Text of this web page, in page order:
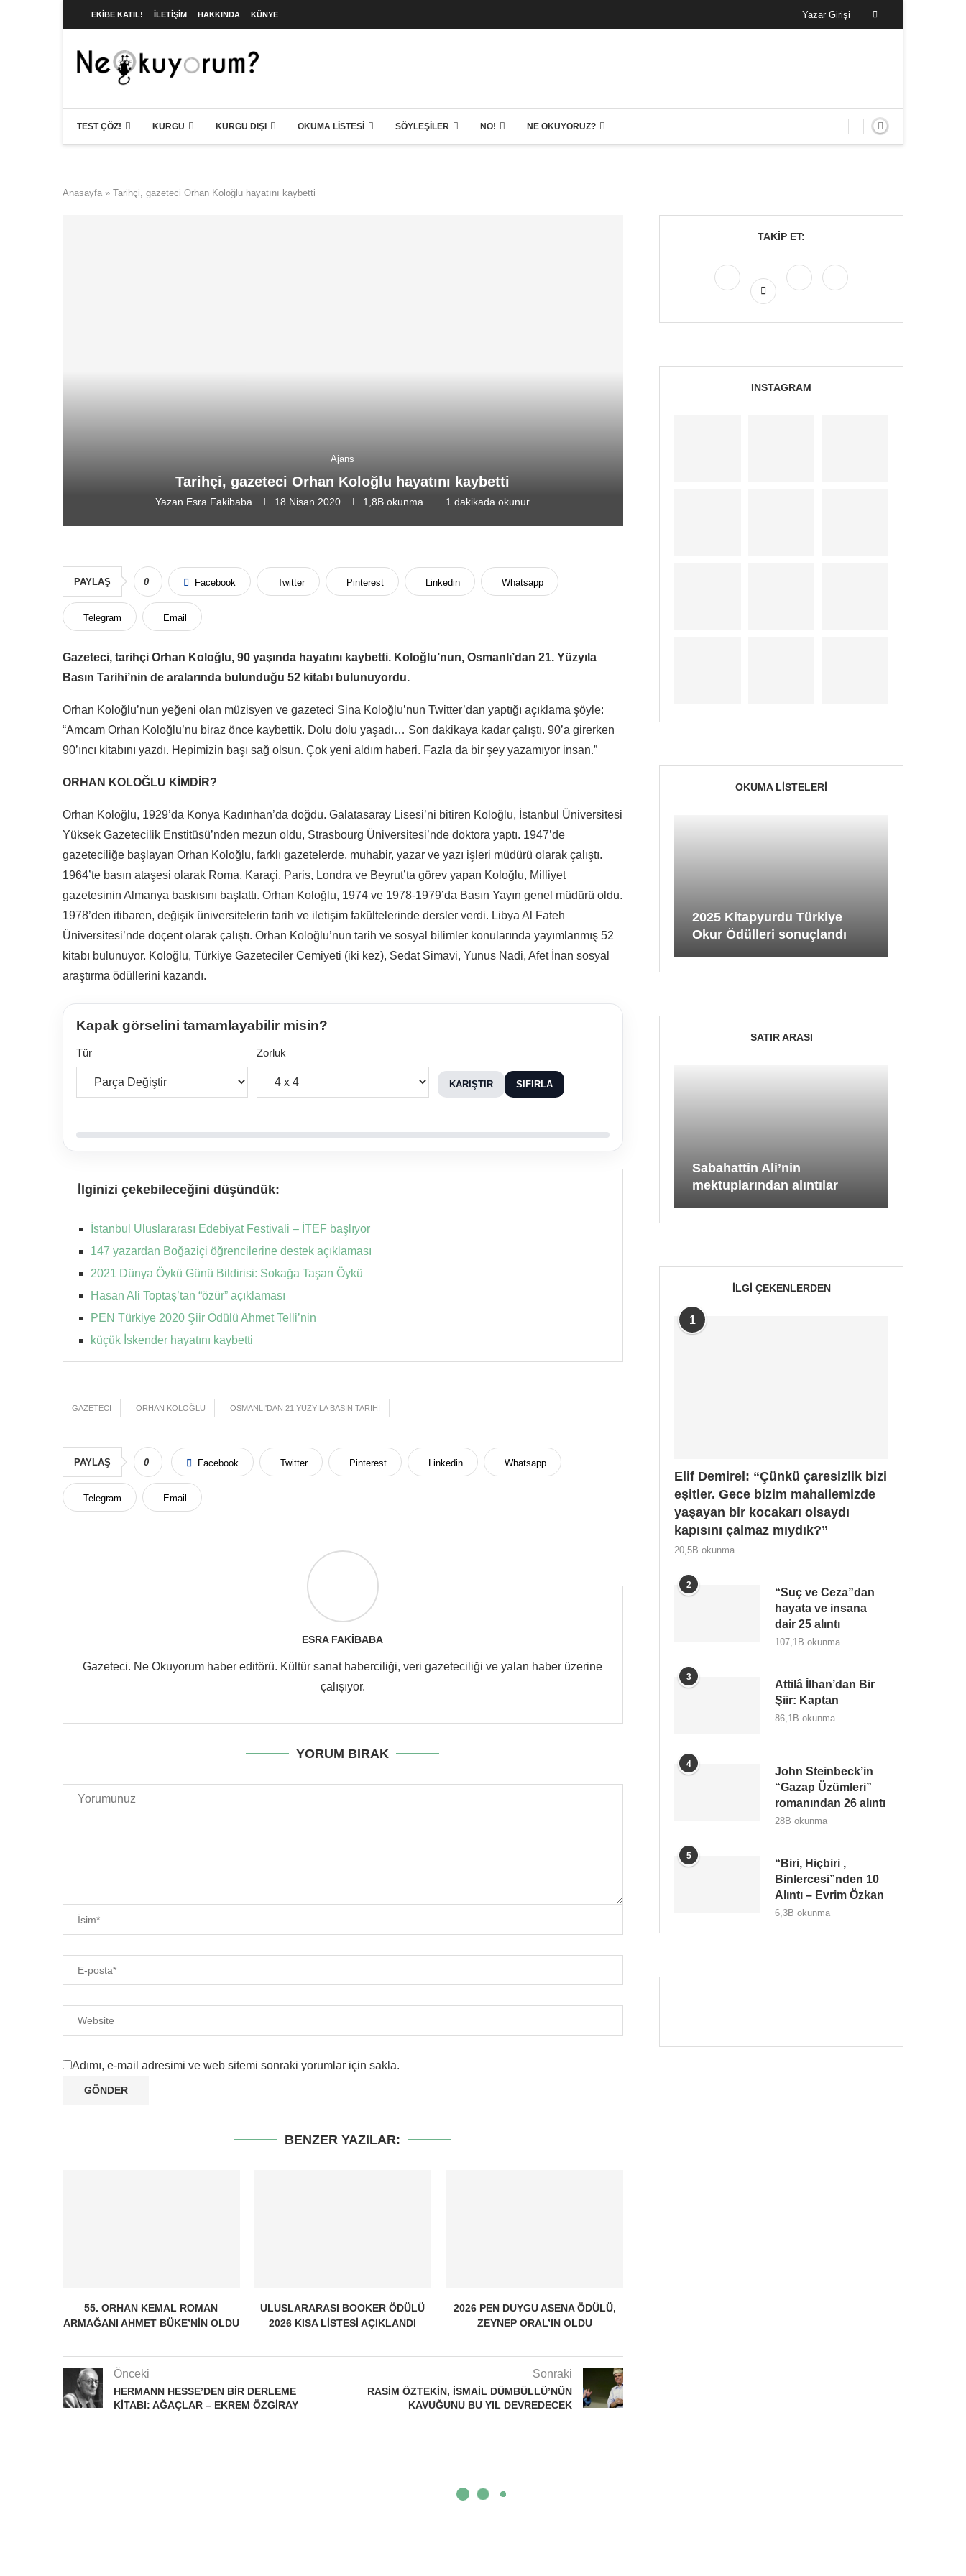
EKIBE KATIL! İLETIŞIM HAKKINDA KÜNYE Yazar Girişi
TEST ÇÖZ! KURGU KURGU DIŞI OKUMA LISTESI SÖYLEŞILER NO! NE OKUYORUZ?
Anasayfa » Tarihçi, gazeteci Orhan Koloğlu hayatını kaybetti
Ajans
Tarihçi, gazeteci Orhan Koloğlu hayatını kaybetti
Yazan Esra Fakibaba 18 Nisan 2020 1,8B okunma 1 dakikada okunur
PAYLAŞ 0 Facebook Twitter Pinterest Linkedin Whatsapp
Telegram Email
Gazeteci, tarihçi Orhan Koloğlu, 90 yaşında hayatını kaybetti. Koloğlu’nun, Osmanlı’dan 21. Yüzyıla
Basın Tarihi’nin de aralarında bulunduğu 52 kitabı bulunuyordu.
Orhan Koloğlu’nun yeğeni olan müzisyen ve gazeteci Sina Koloğlu’nun Twitter’dan yaptığı açıklama şöyle:
“Amcam Orhan Koloğlu’nu biraz önce kaybettik. Dolu dolu yaşadı… Son dakikaya kadar çalıştı. 90’a girerken
90’ıncı kitabını yazdı. Hepimizin başı sağ olsun. Çok yeni aldım haberi. Fazla da bir şey yazamıyor insan.”
ORHAN KOLOĞLU KİMDİR?
Orhan Koloğlu, 1929’da Konya Kadınhan’da doğdu. Galatasaray Lisesi’ni bitiren Koloğlu, İstanbul Üniversitesi
Yüksek Gazetecilik Enstitüsü’nden mezun oldu, Strasbourg Üniversitesi’nde doktora yaptı. 1947’de
gazeteciliğe başlayan Orhan Koloğlu, farklı gazetelerde, muhabir, yazar ve yazı işleri müdürü olarak çalıştı.
1964’te basın ataşesi olarak Roma, Karaçi, Paris, Londra ve Beyrut’ta görev yapan Koloğlu, Milliyet
gazetesinin Almanya baskısını başlattı. Orhan Koloğlu, 1974 ve 1978-1979’da Basın Yayın genel müdürü oldu.
1978’den itibaren, değişik üniversitelerin tarih ve iletişim fakültelerinde dersler verdi. Libya Al Fateh
Üniversitesi’nde doçent olarak çalıştı. Orhan Koloğlu’nun tarih ve sosyal bilimler konularında yayımlanmış 52
kitabı bulunuyor. Koloğlu, Türkiye Gazeteciler Cemiyeti (iki kez), Sedat Simavi, Yunus Nadi, Afet İnan sosyal
araştırma ödüllerini kazandı.
Kapak görselini tamamlayabilir misin?
Tür Zorluk
KARIŞTIR SIFIRLA
İlginizi çekebileceğini düşündük:
İstanbul Uluslararası Edebiyat Festivali – İTEF başlıyor
147 yazardan Boğaziçi öğrencilerine destek açıklaması
2021 Dünya Öykü Günü Bildirisi: Sokağa Taşan Öykü
Hasan Ali Toptaş’tan “özür” açıklaması
PEN Türkiye 2020 Şiir Ödülü Ahmet Telli’nin
küçük İskender hayatını kaybetti
GAZETECI ORHAN KOLOĞLU OSMANLI'DAN 21.YÜZYILA BASIN TARIHI
PAYLAŞ 0 Facebook Twitter Pinterest Linkedin Whatsapp
Telegram Email
ESRA FAKIBABA
Gazeteci. Ne Okuyorum haber editörü. Kültür sanat haberciliği, veri gazeteciliği ve yalan haber üzerine
çalışıyor.
YORUM BIRAK
Adımı, e-mail adresimi ve web sitemi sonraki yorumlar için sakla.
BENZER YAZILAR:
55. ORHAN KEMAL ROMAN
ARMAĞANI AHMET BÜKE’NIN OLDU
ULUSLARARASI BOOKER ÖDÜLÜ
2026 KISA LISTESI AÇIKLANDI
2026 PEN DUYGU ASENA ÖDÜLÜ,
ZEYNEP ORAL’IN OLDU
Önceki
HERMANN HESSE’DEN BIR DERLEME
KITABI: AĞAÇLAR – EKREM ÖZGIRAY
Sonraki
RASIM ÖZTEKIN, İSMAIL DÜMBÜLLÜ’NÜN
KAVUĞUNU BU YIL DEVREDECEK
TAKIP ET:
INSTAGRAM
OKUMA LISTELERI
2025 Kitapyurdu Türkiye
Okur Ödülleri sonuçlandı
SATIR ARASI
Sabahattin Ali’nin
mektuplarından alıntılar
İLGI ÇEKENLERDEN
1
Elif Demirel: “Çünkü çaresizlik bizi
eşitler. Gece bizim mahallemizde
yaşayan bir kocakarı olsaydı
kapısını çalmaz mıydık?”
20,5B okunma
2
“Suç ve Ceza”dan
hayata ve insana
dair 25 alıntı
107,1B okunma
3
Attilâ İlhan’dan Bir
Şiir: Kaptan
86,1B okunma
4
John Steinbeck’in
“Gazap Üzümleri”
romanından 26 alıntı
28B okunma
5
“Biri, Hiçbiri ,
Binlercesi”nden 10
Alıntı – Evrim Özkan
6,3B okunma